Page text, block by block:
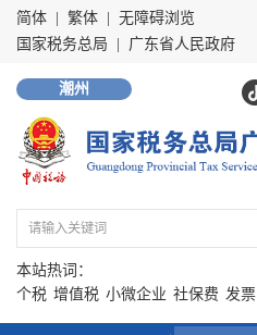
简体 繁体
无障碍浏览
国家税务总局
广东省人民政府
潮州
本站热词：
个税 增值税 小微企业 社保费 发票